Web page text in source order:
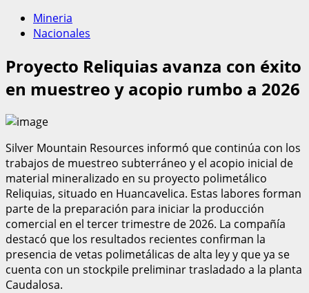
Mineria
Nacionales
Proyecto Reliquias avanza con éxito
en muestreo y acopio rumbo a 2026
Silver Mountain Resources informó que continúa con los
trabajos de muestreo subterráneo y el acopio inicial de
material mineralizado en su proyecto polimetálico
Reliquias, situado en Huancavelica. Estas labores forman
parte de la preparación para iniciar la producción
comercial en el tercer trimestre de 2026. La compañía
destacó que los resultados recientes confirman la
presencia de vetas polimetálicas de alta ley y que ya se
cuenta con un stockpile preliminar trasladado a la planta
Caudalosa.